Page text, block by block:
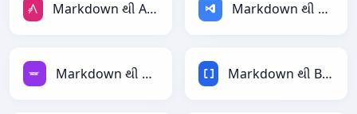
Markdown થી AsciiDoc Markdown થી ASP
Markdown થી Avro Markdown થી BBCode